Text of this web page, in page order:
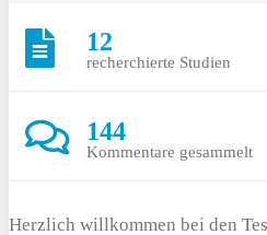
12
recherchierte Studien
144
Kommentare gesammelt
Herzlich willkommen bei den